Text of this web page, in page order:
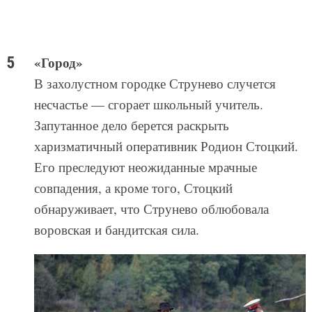
«Город»
В захолустном городке Струнево случется
несчастье — сгорает школьный учитель.
Запутанное дело берется раскрыть
харизматичный оперативник Родион Стоцкий.
Его преследуют неожиданные мрачные
совпадения, а кроме того, Стоцкий
обнаруживает, что Струнево облюбовала
воровская и бандитская сила.